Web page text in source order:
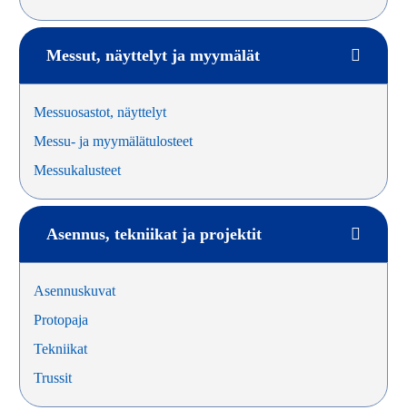
Messut, näyttelyt ja myymälät
Messuosastot, näyttelyt
Messu- ja myymälätulosteet
Messukalusteet
Asennus, tekniikat ja projektit
Asennuskuvat
Protopaja
Tekniikat
Trussit